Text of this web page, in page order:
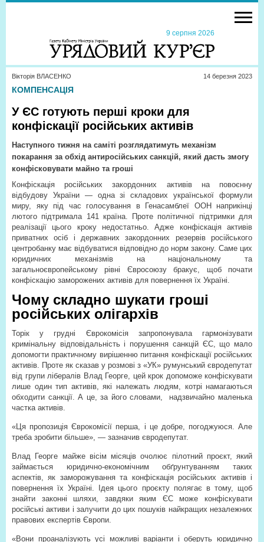
9 серпня 2026
Вікторія ВЛАСЕНКО 14 березня 2023
КОМПЕНСАЦІЯ
У ЄС готують перші кроки для
конфіскації російських активів
Наступного тижня на саміті розглядатимуть механізм
покарання за обхід антиросійських санкцій, який дасть змогу
конфісковувати майно та гроші
Конфіскація російських закордонних активів на повоєнну
відбудову України — одна зі складових української формули
миру, яку під час голосування в Генасамблеї ООН наприкінці
лютого підтримала 141 країна. Проте політичної підтримки для
реалізації цього кроку недостатньо. Адже конфіскація активів
приватних осіб і державних закордонних резервів російського
центробанку має відбуватися відповідно до норм закону. Саме цих
юридичних механізмів на національному та
загальноєвропейському рівні Євросоюзу бракує, щоб почати
конфіскацію заморожених активів для повернення їх Україні.
Чому складно шукати гроші
російських олігархів
Торік у грудні Єврокомісія запропонувала гармонізувати
кримінальну відповідальність і порушення санкцій ЄС, що мало
допомогти практичному вирішенню питання конфіскації російських
активів. Проте як сказав у розмові з «УК» румунський євродепутат
від групи лібералів Влад Георге, цей крок допоможе конфіскувати
лише один тип активів, які належать людям, котрі намагаються
обходити санкції. А це, за його словами,
надзвичайно маленька
частка активів.
«Ця пропозиція Єврокомісії перша, і це добре, погоджуюся. Але
треба зробити більше», — зазначив євродепутат.
Влад Георге майже вісім місяців очолює пілотний проєкт, який
займається юридично-економічним обґрунтуванням таких
аспектів, як заморожування та конфіскація російських активів і
повернення їх Україні. Ідея цього проєкту полягає в тому, щоб
знайти законні шляхи, завдяки яким ЄС може конфіскувати
російські активи і залучити до цих пошуків найкращих незалежних
правових експертів Європи.
«Вони проаналізують усі можливі варіанти і оберуть юридично